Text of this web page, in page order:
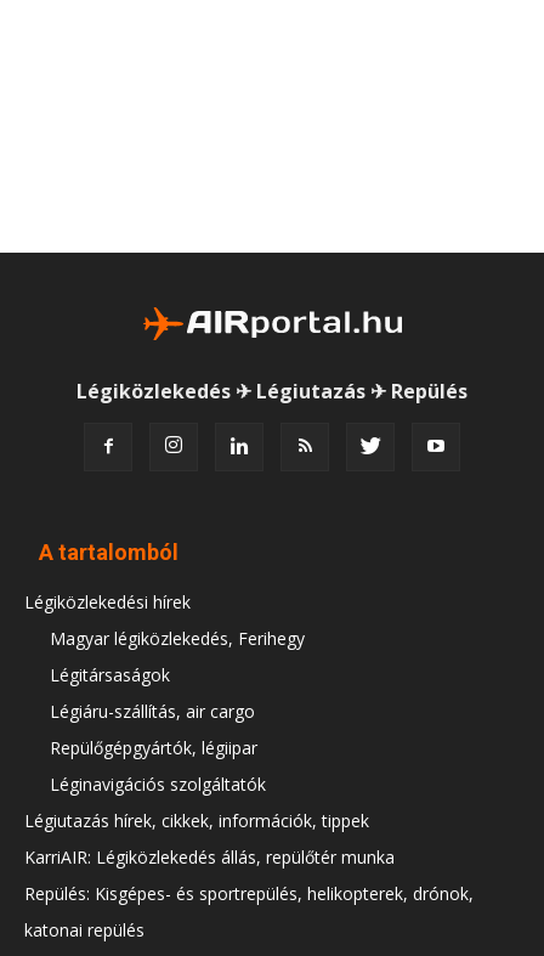
Légiközlekedés ✈ Légiutazás ✈ Repülés
A tartalomból
Légiközlekedési hírek
Magyar légiközlekedés, Ferihegy
Légitársaságok
Légiáru-szállítás, air cargo
Repülőgépgyártók, légiipar
Léginavigációs szolgáltatók
Légiutazás hírek, cikkek, információk, tippek
KarriAIR: Légiközlekedés állás, repülőtér munka
Repülés: Kisgépes- és sportrepülés, helikopterek, drónok,
katonai repülés